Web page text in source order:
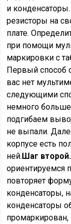
и
резисторы на
плате.
при помощи
маркировки с
Первый способ
вас нет
следующими
немного
подгибаем
не выпали.
корпусе есть
ней.Шаг второй.
ориентируемся
повторяет
конденсаторы,
конденсаторы
промаркирован,